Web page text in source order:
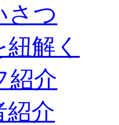
さつ
解く
紹介
紹介